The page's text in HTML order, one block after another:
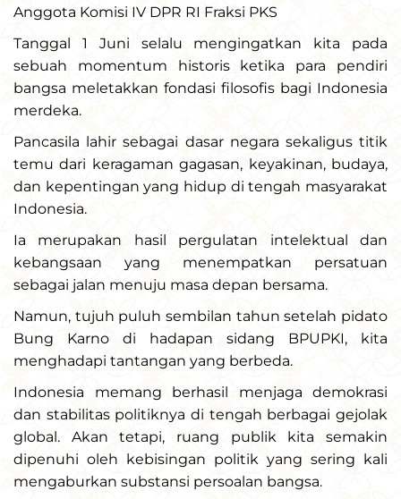
Anggota Komisi IV DPR RI Fraksi PKS
Tanggal 1 Juni selalu mengingatkan kita pada
sebuah momentum historis ketika para pendiri
bangsa meletakkan fondasi filosofis bagi Indonesia
merdeka.
Pancasila lahir sebagai dasar negara sekaligus titik
temu dari keragaman gagasan, keyakinan, budaya,
dan kepentingan yang hidup di tengah masyarakat
Indonesia.
Ia merupakan hasil pergulatan intelektual dan
kebangsaan yang menempatkan persatuan
sebagai jalan menuju masa depan bersama.
Namun, tujuh puluh sembilan tahun setelah pidato
Bung Karno di hadapan sidang BPUPKI, kita
menghadapi tantangan yang berbeda.
Indonesia memang berhasil menjaga demokrasi
dan stabilitas politiknya di tengah berbagai gejolak
global. Akan tetapi, ruang publik kita semakin
dipenuhi oleh kebisingan politik yang sering kali
mengaburkan substansi persoalan bangsa.